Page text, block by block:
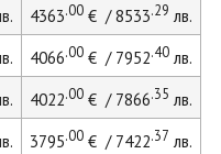
4363.00€ / 8533.29 лв.
4066.00€ / 7952.40лв.
4022.00€ / 7866.35 лв.
3795.00€ / 7422.37 лв.